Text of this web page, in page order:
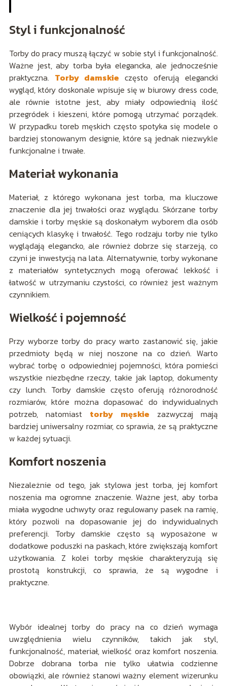
Styl i funkcjonalność
Torby do pracy muszą łączyć w sobie styl i funkcjonalność.
Ważne jest, aby torba była elegancka, ale jednocześnie
praktyczna. Torby damskie często oferują elegancki
wygląd, który doskonale wpisuje się w biurowy dress code,
ale równie istotne jest, aby miały odpowiednią ilość
przegródek i kieszeni, które pomogą utrzymać porządek.
W przypadku toreb męskich często spotyka się modele o
bardziej stonowanym designie, które są jednak niezwykle
funkcjonalne i trwałe.
Materiał wykonania
Materiał, z którego wykonana jest torba, ma kluczowe
znaczenie dla jej trwałości oraz wyglądu. Skórzane torby
damskie i torby męskie są doskonałym wyborem dla osób
ceniących klasykę i trwałość. Tego rodzaju torby nie tylko
wyglądają elegancko, ale również dobrze się starzeją, co
czyni je inwestycją na lata. Alternatywnie, torby wykonane
z materiałów syntetycznych mogą oferować lekkość i
łatwość w utrzymaniu czystości, co również jest ważnym
czynnikiem.
Wielkość i pojemność
Przy wyborze torby do pracy warto zastanowić się, jakie
przedmioty będą w niej noszone na co dzień. Warto
wybrać torbę o odpowiedniej pojemności, która pomieści
wszystkie niezbędne rzeczy, takie jak laptop, dokumenty
czy lunch. Torby damskie często oferują różnorodność
rozmiarów, które można dopasować do indywidualnych
potrzeb, natomiast torby męskie zazwyczaj mają
bardziej uniwersalny rozmiar, co sprawia, że są praktyczne
w każdej sytuacji.
Komfort noszenia
Niezależnie od tego, jak stylowa jest torba, jej komfort
noszenia ma ogromne znaczenie. Ważne jest, aby torba
miała wygodne uchwyty oraz regulowany pasek na ramię,
który pozwoli na dopasowanie jej do indywidualnych
preferencji. Torby damskie często są wyposażone w
dodatkowe poduszki na paskach, które zwiększają komfort
użytkowania. Z kolei torby męskie charakteryzują się
prostotą konstrukcji, co sprawia, że są wygodne i
praktyczne.
Wybór idealnej torby do pracy na co dzień wymaga
uwzględnienia wielu czynników, takich jak styl,
funkcjonalność, materiał, wielkość oraz komfort noszenia.
Dobrze dobrana torba nie tylko ułatwia codzienne
obowiązki, ale również stanowi ważny element wizerunku